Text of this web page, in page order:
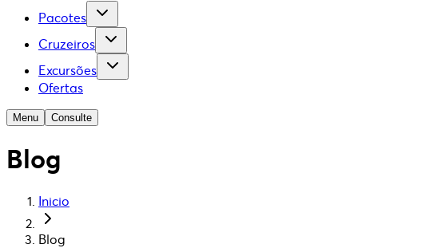
Pacotes
Cruzeiros
Excursões
Ofertas
Menu Consulte
Blog
Inicio
Blog